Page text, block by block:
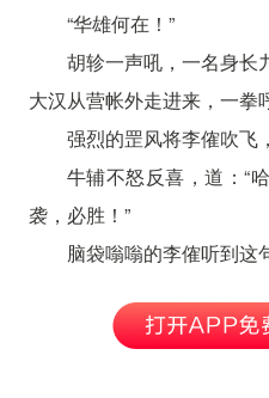
“华雄何在！”
胡轸一声吼，一名身长
大汉从营帐外走进来，一拳
强烈的罡风将李傕吹飞
牛辅不怒反喜，道：“
袭，必胜！”
脑袋嗡嗡的李傕听到这